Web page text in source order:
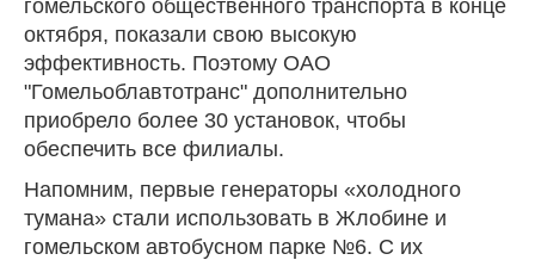
гомельского общественного транспорта в конце
октября, показали свою высокую
эффективность. Поэтому ОАО
"Гомельоблавтотранс" дополнительно
приобрело более 30 установок, чтобы
обеспечить все филиалы.
Напомним, первые генераторы «холодного
тумана» стали использовать в Жлобине и
гомельском автобусном парке №6. С их